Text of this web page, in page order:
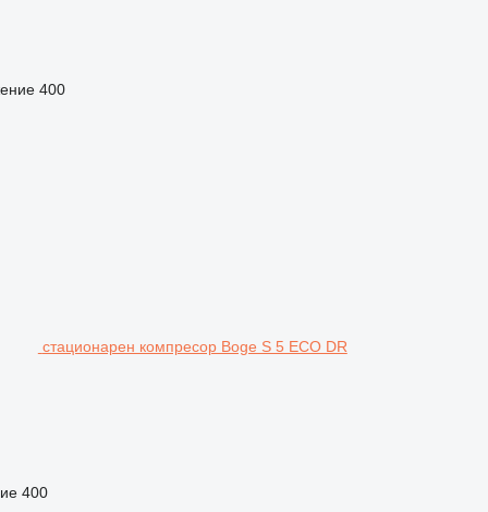
400
стационарен компресор Boge S 5 ECO DR
400